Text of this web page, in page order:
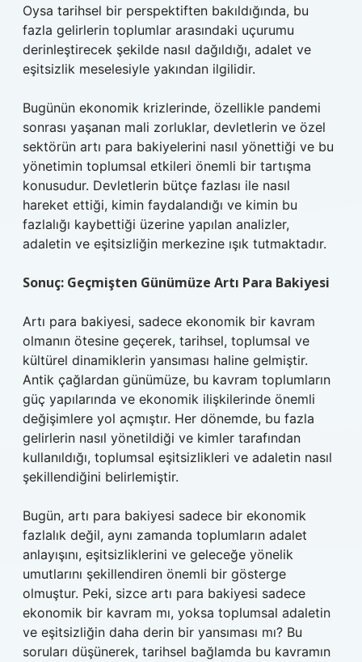
Oysa tarihsel bir perspektiften bakıldığında, bu
fazla gelirlerin toplumlar arasındaki uçurumu
derinleştirecek şekilde nasıl dağıldığı, adalet ve
eşitsizlik meselesiyle yakından ilgilidir.
Bugünün ekonomik krizlerinde, özellikle pandemi
sonrası yaşanan mali zorluklar, devletlerin ve özel
sektörün artı para bakiyelerini nasıl yönettiği ve bu
yönetimin toplumsal etkileri önemli bir tartışma
konusudur. Devletlerin bütçe fazlası ile nasıl
hareket ettiği, kimin faydalandığı ve kimin bu
fazlalığı kaybettiği üzerine yapılan analizler,
adaletin ve eşitsizliğin merkezine ışık tutmaktadır.
Sonuç: Geçmişten Günümüze Artı Para Bakiyesi
Artı para bakiyesi, sadece ekonomik bir kavram
olmanın ötesine geçerek, tarihsel, toplumsal ve
kültürel dinamiklerin yansıması haline gelmiştir.
Antik çağlardan günümüze, bu kavram toplumların
güç yapılarında ve ekonomik ilişkilerinde önemli
değişimlere yol açmıştır. Her dönemde, bu fazla
gelirlerin nasıl yönetildiği ve kimler tarafından
kullanıldığı, toplumsal eşitsizlikleri ve adaletin nasıl
şekillendiğini belirlemiştir.
Bugün, artı para bakiyesi sadece bir ekonomik
fazlalık değil, aynı zamanda toplumların adalet
anlayışını, eşitsizliklerini ve geleceğe yönelik
umutlarını şekillendiren önemli bir gösterge
olmuştur. Peki, sizce artı para bakiyesi sadece
ekonomik bir kavram mı, yoksa toplumsal adaletin
ve eşitsizliğin daha derin bir yansıması mı? Bu
soruları düşünerek, tarihsel bağlamda bu kavramın